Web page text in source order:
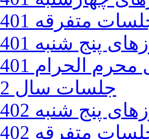
متفرقه 1401
پنج شنبه 1401
الحرام 1401
جلسات سال 1402
پنج شنبه 1402
متفرقه 1402